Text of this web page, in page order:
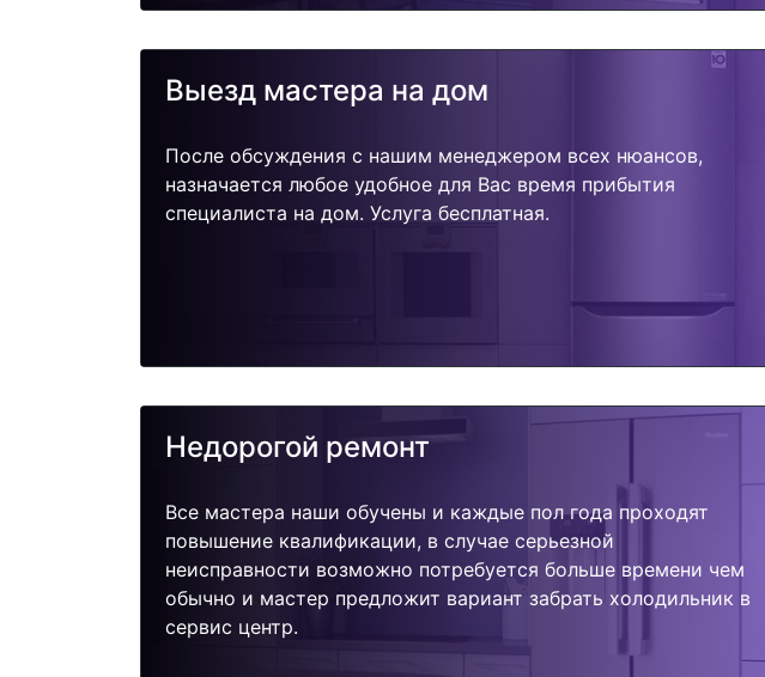
Выезд мастера на дом
После обсуждения с нашим менеджером всех нюансов,
назначается любое удобное для Вас время прибытия
специалиста на дом. Услуга бесплатная.
Недорогой ремонт
Все мастера наши обучены и каждые пол года проходят
повышение квалификации, в случае серьезной
неисправности возможно потребуется больше времени чем
обычно и мастер предложит вариант забрать холодильник в
сервис центр.